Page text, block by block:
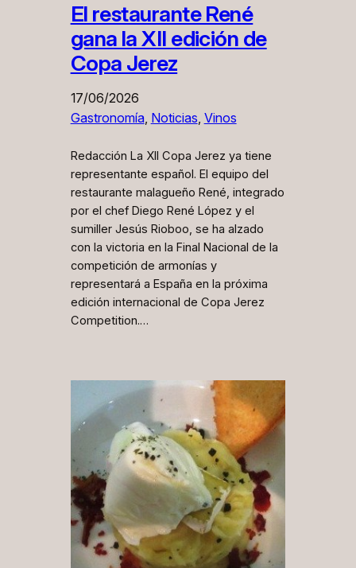
El restaurante René
gana la XII edición de
Copa Jerez
17/06/2026
Gastronomía, Noticias, Vinos
Redacción La XII Copa Jerez ya tiene
representante español. El equipo del
restaurante malagueño René, integrado
por el chef Diego René López y el
sumiller Jesús Rioboo, se ha alzado
con la victoria en la Final Nacional de la
competición de armonías y
representará a España en la próxima
edición internacional de Copa Jerez
Competition.…